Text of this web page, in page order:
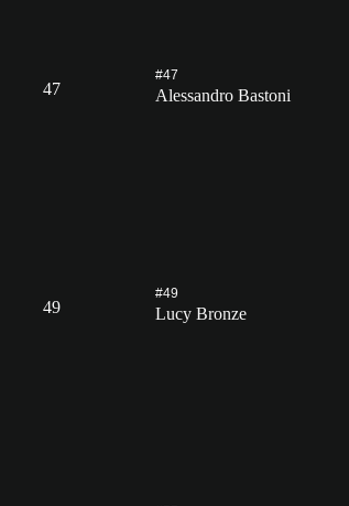
47
#47
Alessandro Bastoni
49
#49
Lucy Bronze